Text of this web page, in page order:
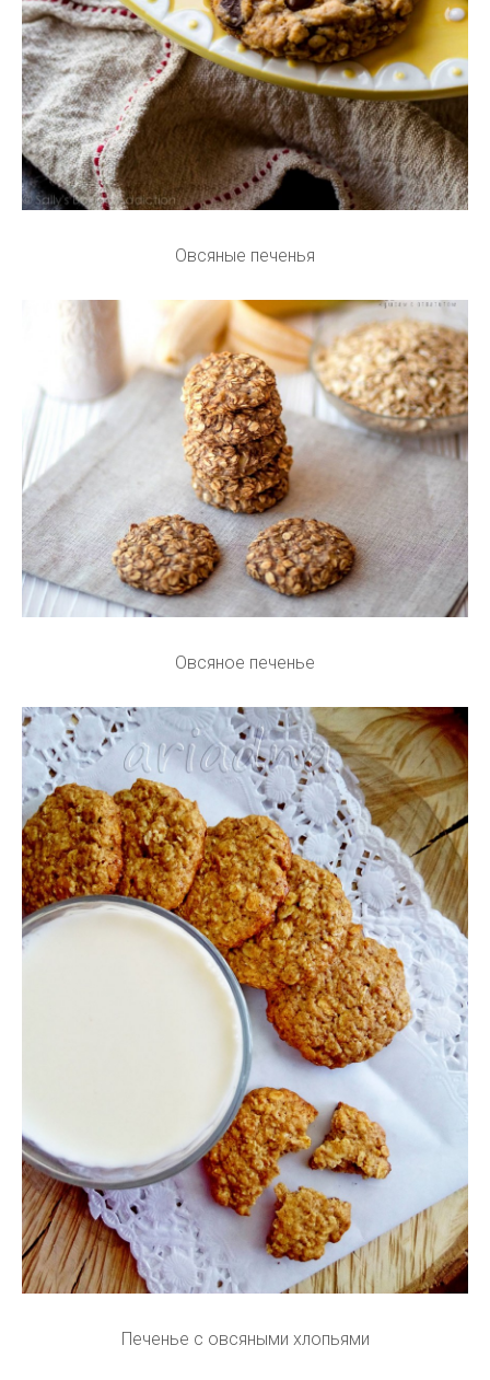
Овсяные печенья
Овсяное печенье
Печенье с овсяными хлопьями